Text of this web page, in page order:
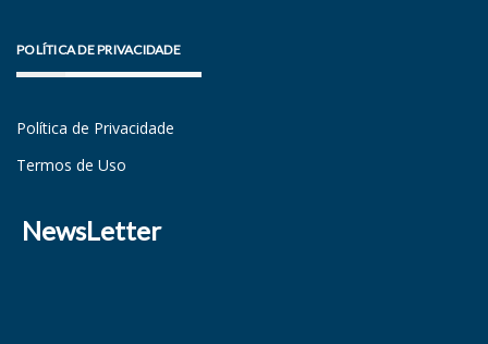
POLÍTICA DE PRIVACIDADE
Política de Privacidade
Termos de Uso
NewsLetter